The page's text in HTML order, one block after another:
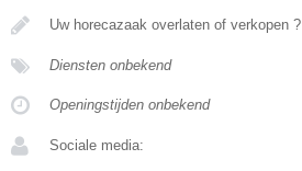
Uw horecazaak overlaten of verkopen ?
Diensten onbekend
Openingstijden onbekend
Sociale media: